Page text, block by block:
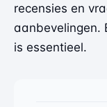
recensies en
aanbevelingen.
is essentieel.